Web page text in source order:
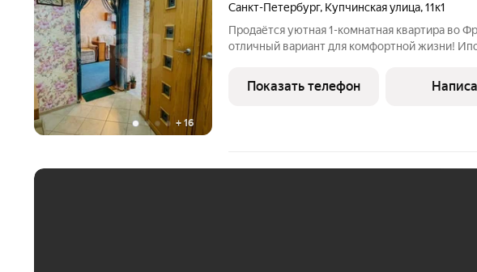
+ 16
Санкт-Петербург, Купчинская улица,11к1
Продаётся уютная 1-комнатная квартира во
отличный вариант для комфортной жизни! Ипотека от 9%
необходимое под рукой Раздельный санузел удобство в
повседневном
Показать телефон